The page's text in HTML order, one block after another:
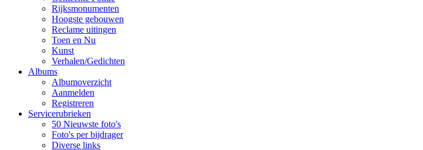
Rijksmonumenten
Hoogste gebouwen
Reclame uitingen
Toen en Nu
Kunst
Verhalen/Gedichten
Albums
Albumoverzicht
Aanmelden
Registreren
Servicerubrieken
50 Nieuwste foto's
Foto's per bijdrager
Diverse links